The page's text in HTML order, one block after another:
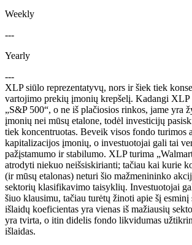
Weekly
---
Yearly
---
XLP siūlo reprezentatyvų, nors ir šiek tiek
vartojimo prekių įmonių krepšelį. Kadangi XLP
„S&P 500“, o ne iš plačiosios rinkos, jame yra
įmonių nei mūsų etalone, todėl investicijų
tiek koncentruotas. Beveik visos fondo turimos
kapitalizacijos įmonių, o investuotojai gali tai
pažįstamumo ir stabilumo. XLP turima
atrodyti niekuo neišsiskirianti; tačiau kai kurie
(ir mūsų etalonas) neturi šio mažmenininko
sektorių klasifikavimo taisyklių. Investuotojai
šiuo klausimu, tačiau turėtų žinoti apie šį
išlaidų koeficientas yra vienas iš mažiausių
yra tvirta, o itin didelis fondo likvidumas
išlaidas.